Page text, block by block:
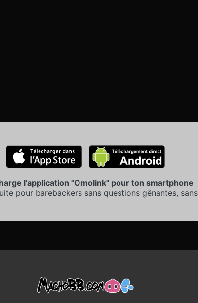
l'application "Omolink" pour ton smartphone
pour barebackers sans questions gênantes,